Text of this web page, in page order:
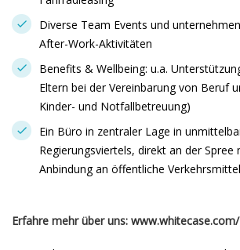
Diverse Team Events und
After-Work-Aktivitäten
Benefits & Wellbeing: u.a.
Eltern bei der Vereinbarung von Beruf
Kinder- und Notfallbetreuung)
Ein Büro in zentraler Lage in
Regierungsviertels, direkt an der Spree
Anbindung an öffentliche Verkehrsmittel
Erfahre mehr über uns: